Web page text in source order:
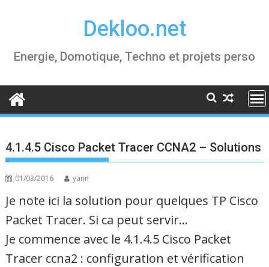
Dekloo.net
Energie, Domotique, Techno et projets perso
4.1.4.5 Cisco Packet Tracer CCNA2 – Solutions
01/03/2016 yann
Je note ici la solution pour quelques TP Cisco
Packet Tracer. Si ca peut servir…
Je commence avec le 4.1.4.5 Cisco Packet
Tracer ccna2 : configuration et vérification